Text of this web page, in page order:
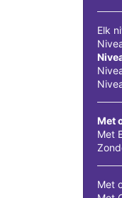
Elk
Met
Met
Met